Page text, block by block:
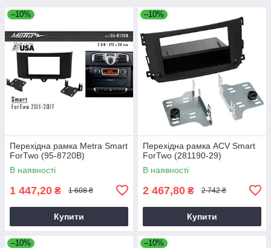
–10%
Перехідна рамка Metra Smart
ForTwo (95-8720B)
В наявності
1 447,20 ₴ 1 608 ₴
Купити
–10%
Перехідна рамка ACV Smart
ForTwo (281190-29)
В наявності
2 467,80 ₴ 2 742 ₴
Купити
–10% –10%